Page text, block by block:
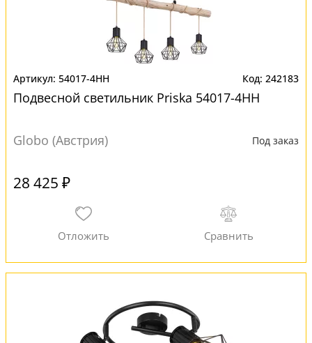
54017-4HH 242183
Подвесной светильник Priska 54017-4HH
Globo (Австрия) Под заказ
28 425 ₽